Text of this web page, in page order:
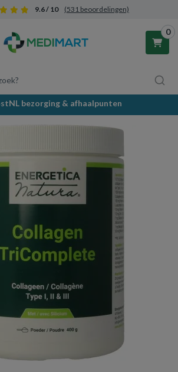
9.6 / 10 (531 beoordelingen)
0
winkelwagen is leeg.
Vul hem met producten.
bezorging & afhaalpunten